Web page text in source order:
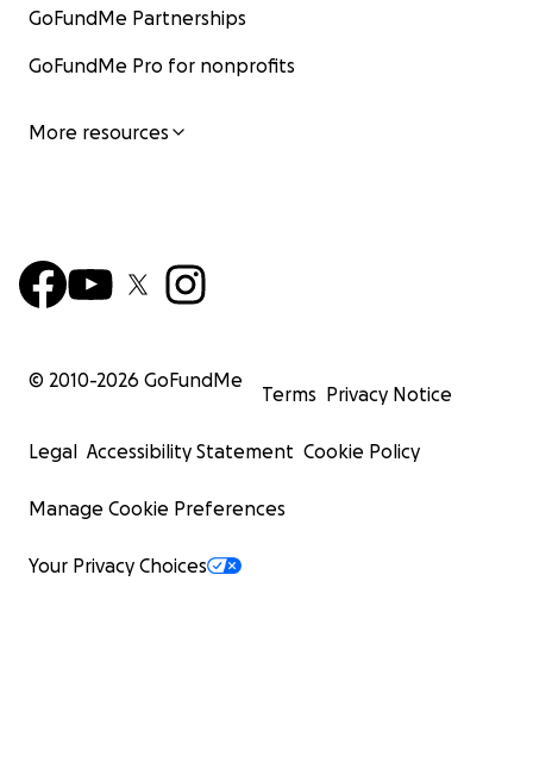
GoFundMe Partnerships
GoFundMe Pro for nonprofits
More resources
© 2010-2026 GoFundMe
Terms Privacy Notice
Legal Accessibility Statement Cookie Policy
Manage Cookie Preferences
Your Privacy Choices